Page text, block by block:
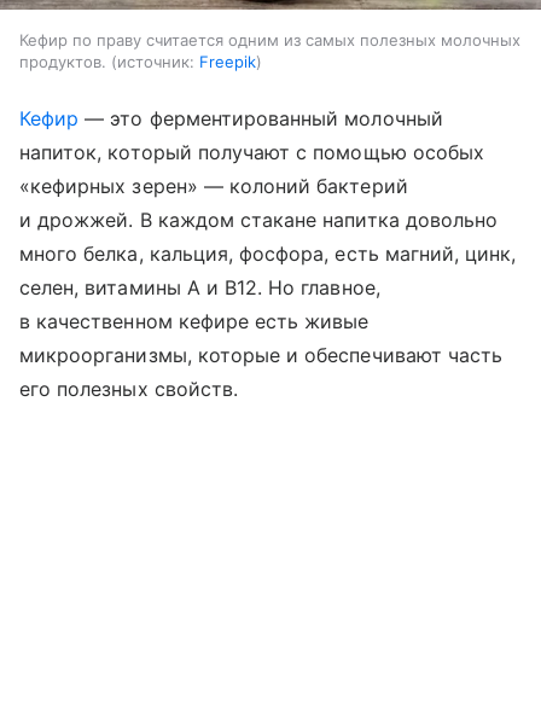
Кефир по праву считается одним из самых полезных молочных
продуктов.
источник: Freepik
Кефир — это ферментированный молочный
напиток, который получают с помощью особых
«кефирных зерен» — колоний бактерий
и дрожжей. В каждом стакане напитка довольно
много белка, кальция, фосфора, есть магний, цинк,
селен, витамины A и B12. Но главное,
в качественном кефире есть живые
микроорганизмы, которые и обеспечивают часть
его полезных свойств.